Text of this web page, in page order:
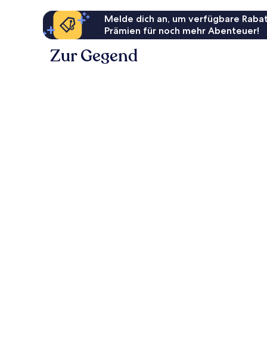
Melde dich an, um verfügbare
Prämien für noch mehr Abenteuer!
Zur Gegend